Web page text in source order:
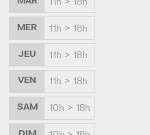
MER 11h > 18h
JEU 11h > 18h
VEN 11h > 18h
SAM 10h > 18h